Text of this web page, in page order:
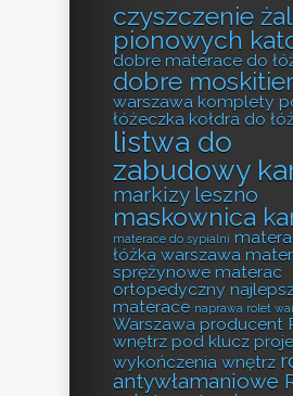
czyszczenie
pionowych
dobre materace do
dobre
warszawa komplety
łóżeczka kołdra do
listwa do
zabudowy
markizy leszno
maskownica
materace do sypialni
łóżka warszawa
sprężynowe materac
ortopedyczny
materace naprawa rolet
Warszawa producent
wnętrz pod klucz
wykończenia wnętrz
antywłamaniowe